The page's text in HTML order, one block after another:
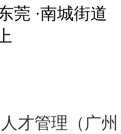
莞 ·南城街道
才管理（广